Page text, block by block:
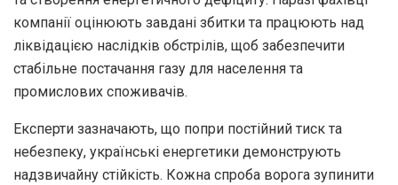
компанії оцінюють завдані збитки та працюють над
ліквідацією наслідків обстрілів, щоб забезпечити
стабільне постачання газу для населення та
промислових споживачів.
Експерти зазначають, що попри постійний тиск та
небезпеку, українські енергетики демонструють
надзвичайну стійкість. Кожна спроба ворога зупинити